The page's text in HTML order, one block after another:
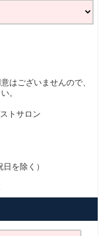
はございませんので、
。
トサロン
除く）